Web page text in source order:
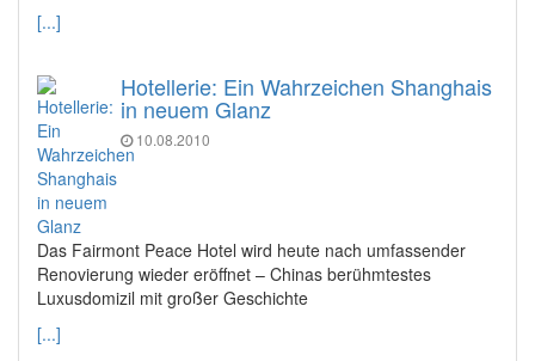
[...]
Hotellerie: Ein Wahrzeichen Shanghais
in neuem Glanz
10.08.2010
Das Fairmont Peace Hotel wird heute nach umfassender
Renovierung wieder eröffnet – Chinas berühmtestes
Luxusdomizil mit großer Geschichte
[...]